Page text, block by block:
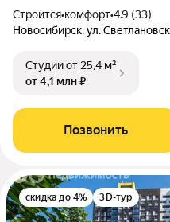
Строится•комфорт•4.9 (33)
Новосибирск, ул.
Студииот 25,4 м²
от 4,1 млн ₽
Позвонить
скидка до 4% 3D-тур